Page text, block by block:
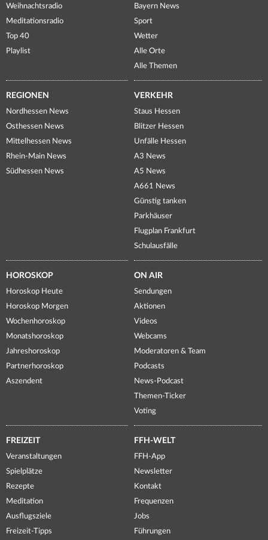
Weihnachtsradio
Meditationsradio
Top 40
Playlist
Bayern News
Sport
Wetter
Alle Orte
Alle Themen
REGIONEN
Nordhessen News
Osthessen News
Mittelhessen News
Rhein-Main News
Südhessen News
VERKEHR
Staus Hessen
Blitzer Hessen
Unfälle Hessen
A3 News
A5 News
A661 News
Günstig tanken
Parkhäuser
Flugplan Frankfurt
Schulausfälle
HOROSKOP
Horoskop Heute
Horoskop Morgen
Wochenhoroskop
Monatshoroskop
Jahreshoroskop
Partnerhoroskop
Aszendent
ON AIR
Sendungen
Aktionen
Videos
Webcams
Moderatoren & Team
Podcasts
News-Podcast
Themen-Ticker
Voting
FREIZEIT
Veranstaltungen
Spielplätze
Rezepte
Meditation
Ausflugsziele
Freizeit-Tipps
FFH-WELT
FFH-App
Newsletter
Kontakt
Frequenzen
Jobs
Führungen